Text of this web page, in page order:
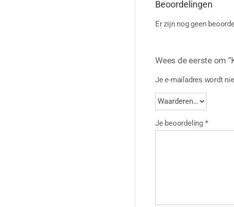
Beoordelingen
Er zijn nog geen
Wees de eerste om
Je e-mailadres wordt
Je beoordeling *